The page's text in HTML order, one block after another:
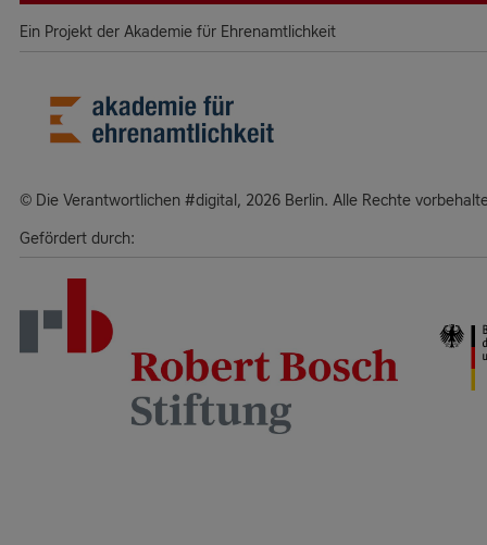
Ein Projekt der Akademie für Ehrenamtlichkeit
Die Verantwortlichen #digital, 2026 Berlin. Alle Rechte
Gefördert durch: